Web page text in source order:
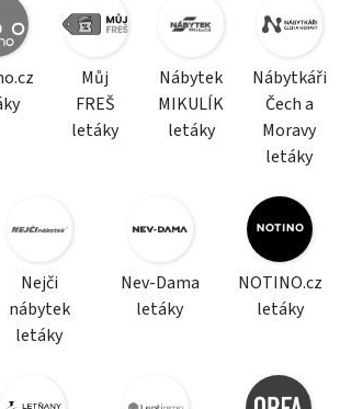
Můj
FREŠ
letáky
Nábytek
MIKULÍK
letáky
Nábytkáři
Čech a
Moravy
letáky
Nejči
nábytek
letáky
Nev-Dama
letáky
NOTINO.cz
letáky